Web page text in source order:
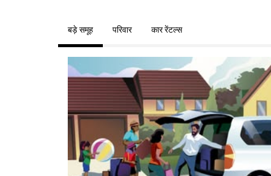
बड़े समूह परिवार कार रेंटल्स